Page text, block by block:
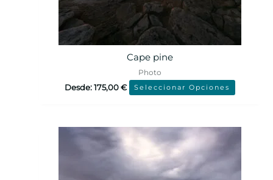
Cape pine
Photo
Desde:175,00€ Seleccionar Opciones